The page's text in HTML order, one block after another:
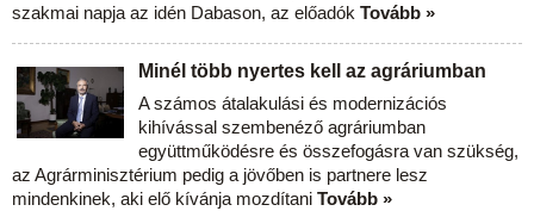
szakmai napja az idén Dabason, az előadók Tovább »
Minél több nyertes kell az agráriumban
A számos átalakulási és modernizációs
kihívással szembenéző agráriumban
együttműködésre és összefogásra van szükség,
az Agrárminisztérium pedig a jövőben is partnere lesz
mindenkinek, aki elő kívánja mozdítani Tovább »